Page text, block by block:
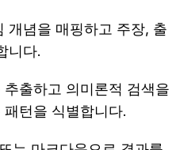
개념을 매핑하고 주장, 출
니다.
출하고 의미론적 검색을
턴을 식별합니다.